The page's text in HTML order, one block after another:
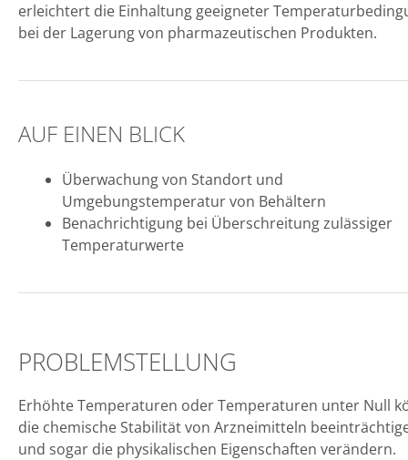
erleichtert die Einhaltung geeigneter
bei der Lagerung von pharmazeutischen Produkten.
AUF EINEN BLICK
Überwachung von Standort und
Umgebungstemperatur von Behältern
Benachrichtigung bei Überschreitung zulässiger
Temperaturwerte
PROBLEMSTELLUNG
Erhöhte Temperaturen oder Temperaturen unter Null
die chemische Stabilität von Arzneimitteln
und sogar die physikalischen Eigenschaften verändern.